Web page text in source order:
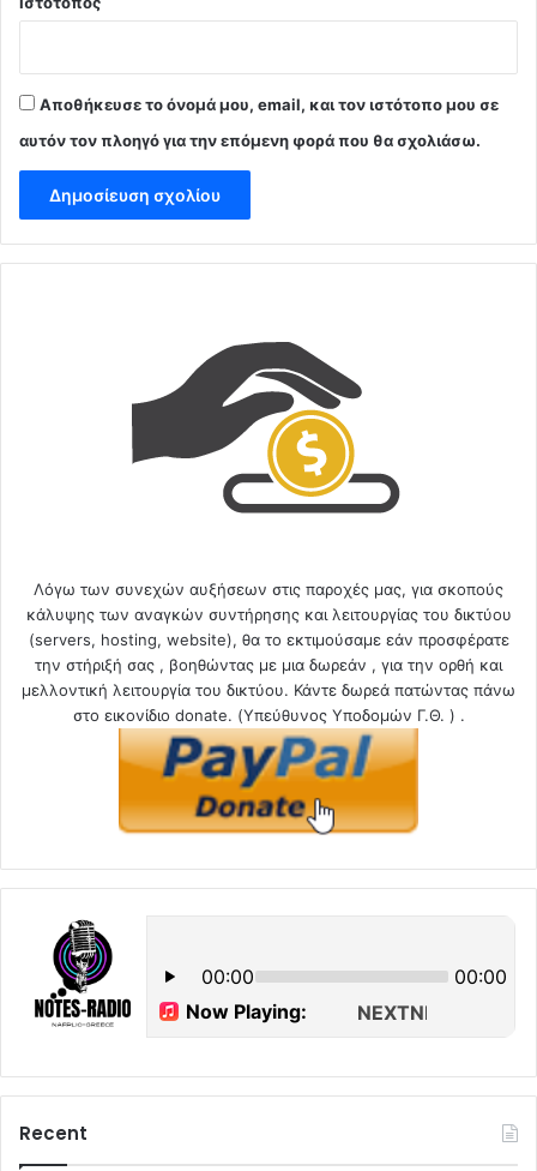
Αποθήκευσε το όνομά μου, email, και τον ιστότοπο μου σε
αυτόν τον πλοηγό για την επόμενη φορά που θα σχολιάσω.
Λόγω των συνεχών αυξήσεων στις παροχές μας, για σκοπούς
κάλυψης των αναγκών συντήρησης και λειτουργίας του δικτύου
(servers, hosting, website), θα το εκτιμούσαμε εάν προσφέρατε
την στήριξή σας , βοηθώντας με μια δωρεάν , για την ορθή και
μελλοντική λειτουργία του δικτύου. Κάντε δωρεά πατώντας πάνω
στο εικονίδιο donate. (Υπεύθυνος Υποδομών Γ.Θ. ) .
Recent